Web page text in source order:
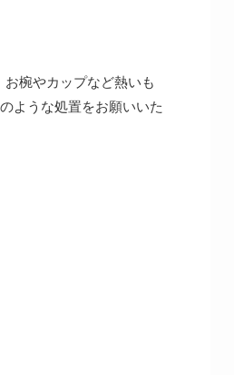
椀やカップなど熱いも
ような処置をお願いいた